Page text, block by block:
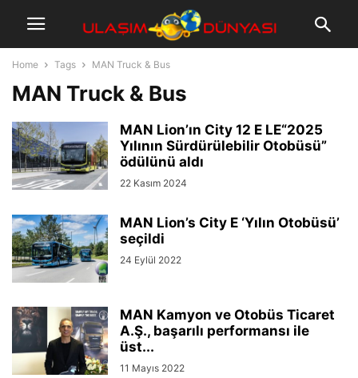
Home Tags MAN Truck & Bus
MAN Truck & Bus
MAN Lion’ın City 12 E LE“2025
Yılının Sürdürülebilir Otobüsü”
ödülünü aldı
22 Kasım 2024
MAN Lion’s City E ‘Yılın Otobüsü’
seçildi
24 Eylül 2022
MAN Kamyon ve Otobüs Ticaret
A.Ş., başarılı performansı ile
üst...
11 Mayıs 2022